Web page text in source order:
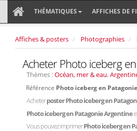
THÉMATIQUES AFFICHES DE
Affiches & posters Photographies
Acheter Photo iceberg
Thèmes :Océan, mer & eau,
Référence Photo iceberg en
Acheterposter Photo iceberg en
Photo iceberg en Patagonie Argentine
Vous pouvez imprimerPhoto iceberg en